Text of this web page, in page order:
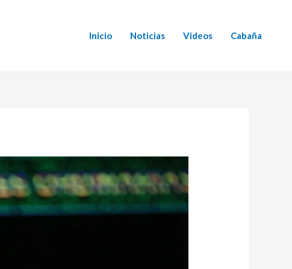
Inicio Noticias Videos Cabaña